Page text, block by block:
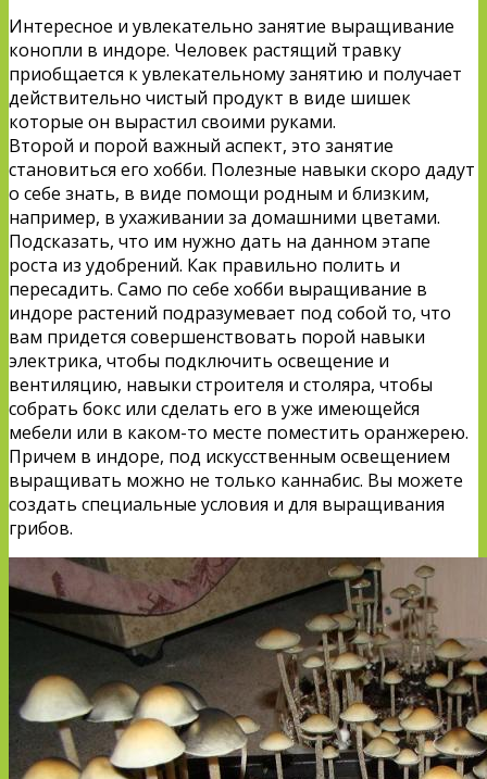
Интересное и увлекательно занятие выращивание
конопли в индоре. Человек растящий травку
приобщается к увлекательному занятию и получает
действительно чистый продукт в виде шишек
которые он вырастил своими руками.
Второй и порой важный аспект, это занятие
становиться его хобби. Полезные навыки скоро дадут
о себе знать, в виде помощи родным и близким,
например, в ухаживании за домашними цветами.
Подсказать, что им нужно дать на данном этапе
роста из удобрений. Как правильно полить и
пересадить. Само по себе хобби выращивание в
индоре растений подразумевает под собой то, что
вам придется совершенствовать порой навыки
электрика, чтобы подключить освещение и
вентиляцию, навыки строителя и столяра, чтобы
собрать бокс или сделать его в уже имеющейся
мебели или в каком-то месте поместить оранжерею.
Причем в индоре, под искусственным освещением
выращивать можно не только каннабис. Вы можете
создать специальные условия и для выращивания
грибов.